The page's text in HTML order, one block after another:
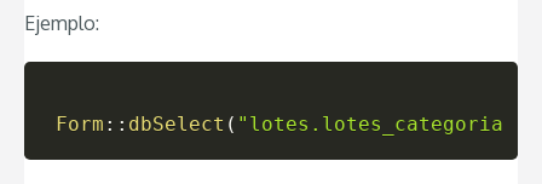
Ejemplo:
Form :: dbSelect (